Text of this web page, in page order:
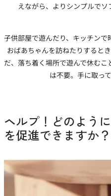
えながら、よりシンプルでソ
子供部屋で遊んだり、キッチン
おばあちゃんを訪ねたりすると
だ、落ち着く場所で遊んで休む
は不要。手に取っ
ヘルプ！どのよう
を促進できますか？